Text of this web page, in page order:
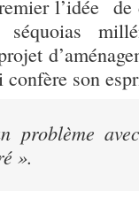
l’idée
son
problème
».